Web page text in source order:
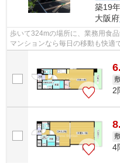
築19
大阪府
歩いて324mの場所に、業務用食
マンションなら毎日の移動も快適
2
4